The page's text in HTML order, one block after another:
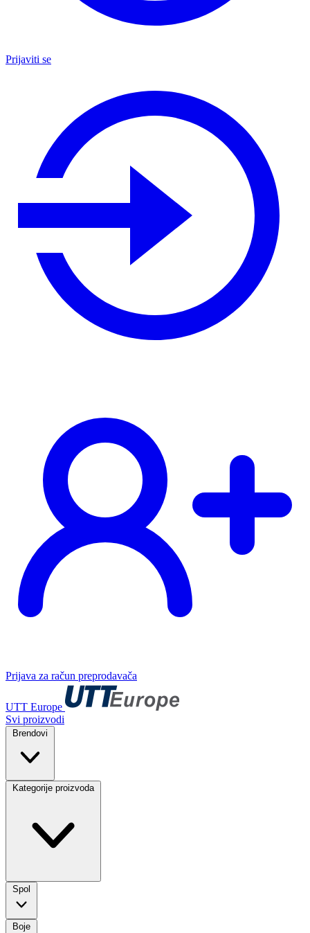
Prijaviti se
Prijava za račun preprodavača
UTT Europe
Svi proizvodi
Brendovi
Kategorije proizvoda
Spol
Boje